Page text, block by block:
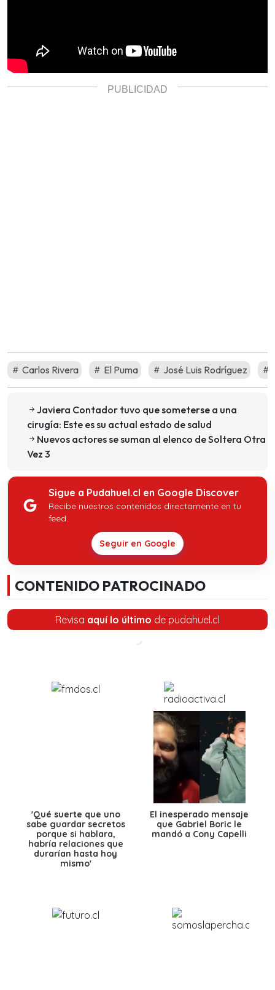
Carlos Rivera El Puma José Luis Rodríguez
Javiera Contador tuvo que someterse a una
cirugía: Este es su actual estado de salud
Nuevos actores se suman al elenco de Soltera Otra
Vez 3
Sigue a Pudahuel.cl en Google Discover
Recibe nuestros contenidos directamente en tu
feed.
Seguir en Google
CONTENIDO PATROCINADO
Revisa aquí lo último de pudahuel.cl
'Qué suerte que uno
sabe guardar secretos
porque si hablara,
habría relaciones que
durarían hasta hoy
mismo'
El inesperado mensaje
que Gabriel Boric le
mandó a Cony Capelli